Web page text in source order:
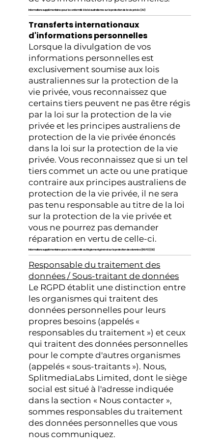
Informations supplémentaires pour la conformité à la loi australienne sur la protection de la vie privée (AU)
Transferts internationaux
d'informations personnelles
Lorsque la divulgation de vos
informations personnelles est
exclusivement soumise aux lois
australiennes sur la protection de la
vie privée, vous reconnaissez que
certains tiers peuvent ne pas être régis
par la loi sur la protection de la vie
privée et les principes australiens de
protection de la vie privée énoncés
dans la loi sur la protection de la vie
privée. Vous reconnaissez que si un tel
tiers commet un acte ou une pratique
contraire aux principes australiens de
protection de la vie privée, il ne sera
pas tenu responsable au titre de la loi
sur la protection de la vie privée et
vous ne pourrez pas demander
réparation en vertu de celle-ci.
Informations supplémentaires pour la conformité au Règlement général sur la protection des données (RGPD) (UE)
Responsable du traitement des
données / Sous-traitant de données
Le RGPD établit une distinction entre
les organismes qui traitent des
données personnelles pour leurs
propres besoins (appelés «
responsables du traitement ») et ceux
qui traitent des données personnelles
pour le compte d'autres organismes
(appelés « sous-traitants »). Nous,
SplitmediaLabs Limited, dont le siège
social est situé à l'adresse indiquée
dans la section « Nous contacter »,
sommes responsables du traitement
des données personnelles que vous
nous communiquez.